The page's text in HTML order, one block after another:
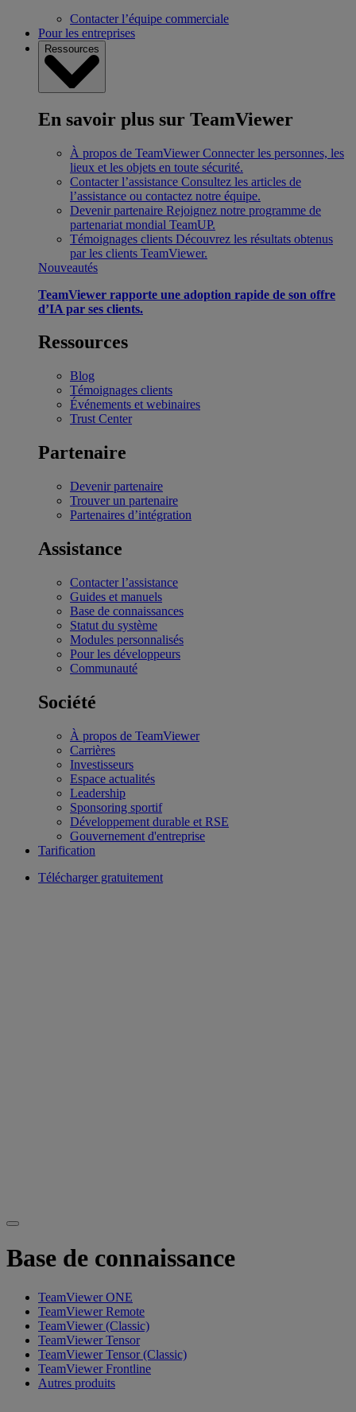
Contacter l’équipe commerciale
Pour les entreprises
Ressources
En savoir plus sur TeamViewer
À propos de TeamViewer Connecter les personnes, les
lieux et les objets en toute sécurité.
Contacter l’assistance Consultez les articles de
l’assistance ou contactez notre équipe.
Devenir partenaire Rejoignez notre programme de
partenariat mondial TeamUP.
Témoignages clients Découvrez les résultats obtenus
par les clients TeamViewer.
Nouveautés
TeamViewer rapporte une adoption rapide de son offre
d’IA par ses clients.
Ressources
Blog
Témoignages clients
Événements et webinaires
Trust Center
Partenaire
Devenir partenaire
Trouver un partenaire
Partenaires d’intégration
Assistance
Contacter l’assistance
Guides et manuels
Base de connaissances
Statut du système
Modules personnalisés
Pour les développeurs
Communauté
Société
À propos de TeamViewer
Carrières
Investisseurs
Espace actualités
Leadership
Sponsoring sportif
Développement durable et RSE
Gouvernement d'entreprise
Tarification
Télécharger gratuitement
Base de connaissance
TeamViewer ONE
TeamViewer Remote
TeamViewer (Classic)
TeamViewer Tensor
TeamViewer Tensor (Classic)
TeamViewer Frontline
Autres produits